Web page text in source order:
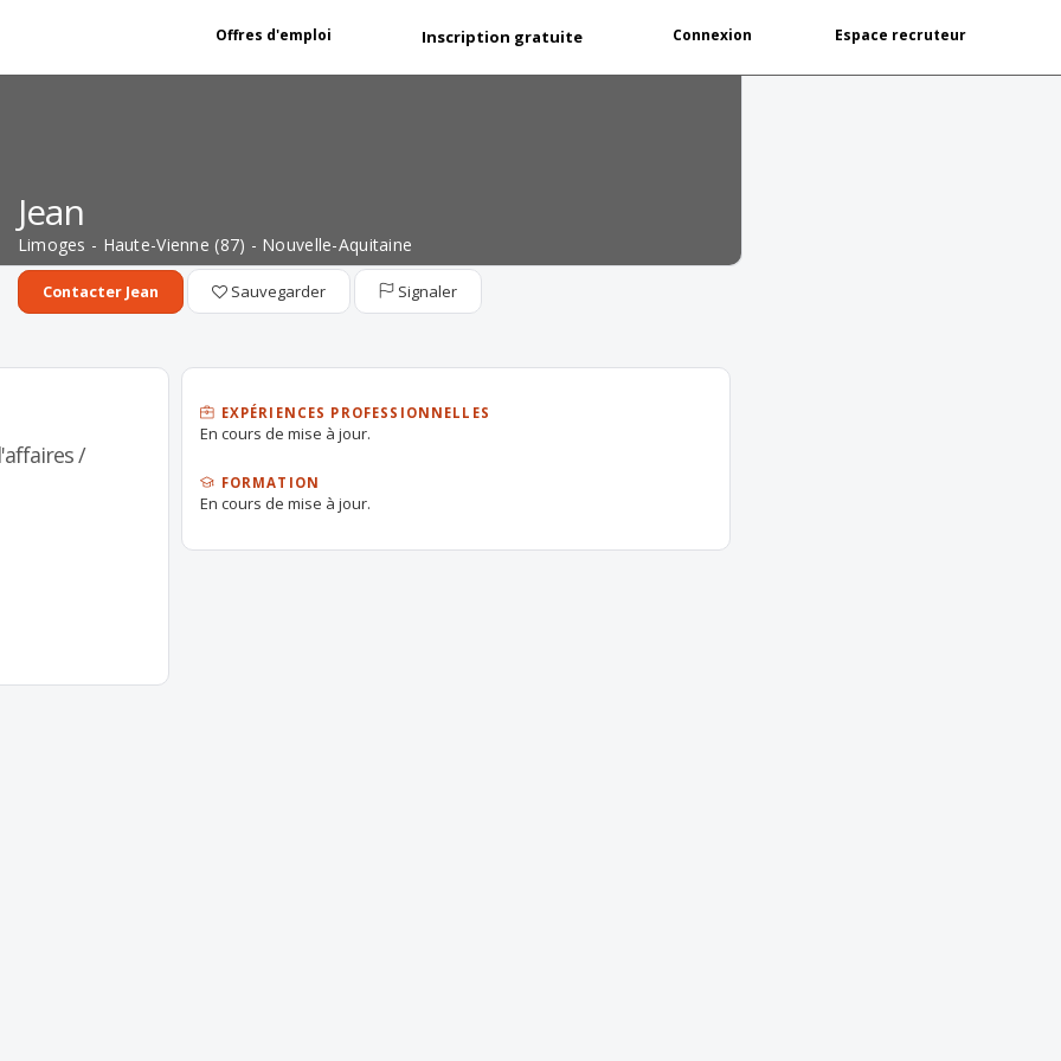
Offres d'emploi Inscription gratuite Connexion Espace recruteur
Jean
Limoges - Haute-Vienne (87) - Nouvelle-Aquitaine
Contacter Jean Sauvegarder Signaler
/
EXPÉRIENCES PROFESSIONNELLES
En cours de mise à jour.
FORMATION
En cours de mise à jour.